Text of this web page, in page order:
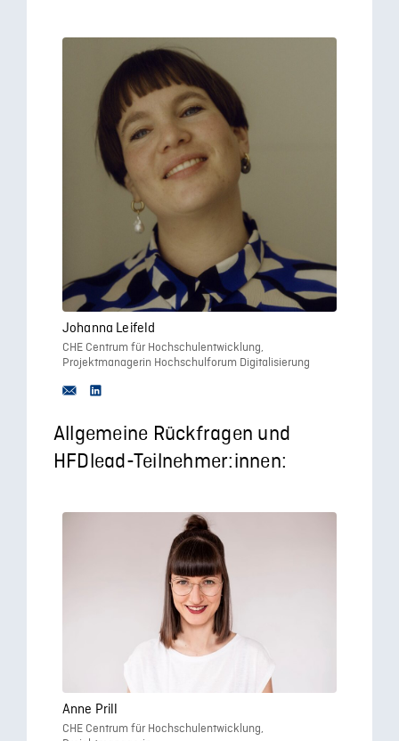
Johanna Leifeld
CHE Centrum für Hochschulentwicklung,
Projektmanagerin Hochschulforum Digitalisierung
Allgemeine Rückfragen und
HFDlead-Teilnehmer:innen:
Anne Prill
CHE Centrum für Hochschulentwicklung,